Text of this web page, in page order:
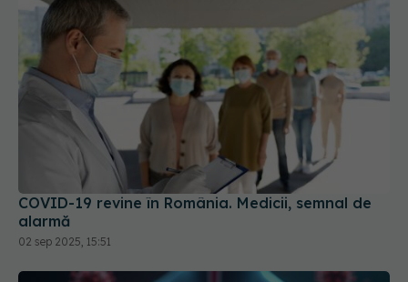
COVID-19 revine în România. Medicii, semnal de
02 sep 2025, 15:51